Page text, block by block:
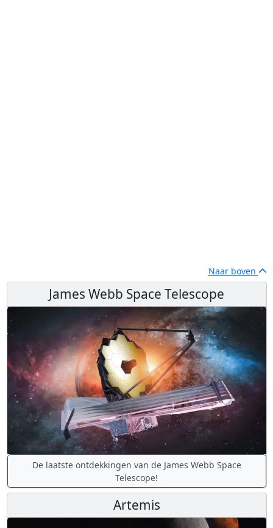
Naar boven
James Webb Space Telescope
De laatste ontdekkingen van de James Webb Space
Telescope!
Artemis